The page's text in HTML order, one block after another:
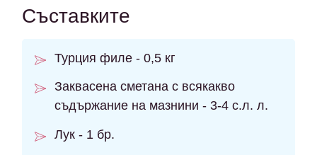
Съставките
Турция филе - 0,5 кг
Заквасена сметана с всякакво
съдържание на мазнини - 3-4 с.л. л.
Лук - 1 бр.